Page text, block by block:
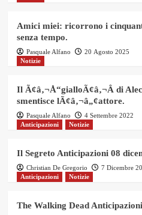
Amici miei: ricorrono i
senza tempo.
Pasquale Alfano
20 Agosto 2025
Notizie
Il Ã¢â‚¬Å“gialloÃ¢â‚¬Â di
smentisce lÃ¢â‚¬â„¢attore.
Pasquale Alfano
4 Settembre 2022
Anticipazioni
Notizie
Il Segreto Anticipazioni 08
Christian De Gregorio 7 Dicembre
Anticipazioni
Notizie
The Walking Dead